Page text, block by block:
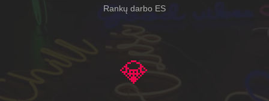
Rankų darbo ES
💎